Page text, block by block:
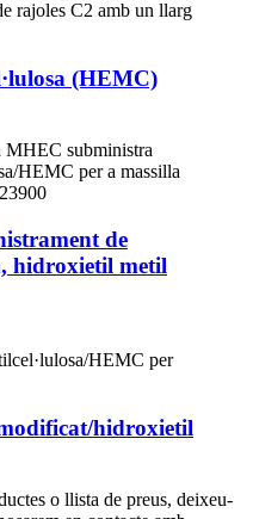
(HEMC)
de
hidroxietil metil
hidroxietil
o llista de preus, deixeu-